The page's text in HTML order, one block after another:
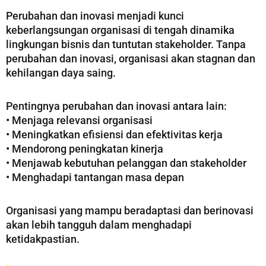
Perubahan dan inovasi menjadi kunci
keberlangsungan organisasi di tengah dinamika
lingkungan bisnis dan tuntutan stakeholder. Tanpa
perubahan dan inovasi, organisasi akan stagnan dan
kehilangan daya saing.
Pentingnya perubahan dan inovasi antara lain:
• Menjaga relevansi organisasi
• Meningkatkan efisiensi dan efektivitas kerja
• Mendorong peningkatan kinerja
• Menjawab kebutuhan pelanggan dan stakeholder
• Menghadapi tantangan masa depan
Organisasi yang mampu beradaptasi dan berinovasi
akan lebih tangguh dalam menghadapi
ketidakpastian.